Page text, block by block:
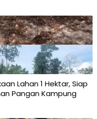
Lahan 1 Hektar, Siap
Pangan Kampung